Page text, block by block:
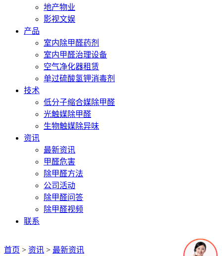
地产物业
影视文娱
产品
室内除甲醛药剂
室内甲醛治理设备
空气净化器租赁
单过硫酸氢钾消毒剂
技术
低分子缩合媒除甲醛
光触媒除甲醛
生物触媒除异味
资讯
最新资讯
甲醛危害
除甲醛方法
公司活动
除甲醛问答
除甲醛视频
联系
首页 > 资讯 > 最新资讯